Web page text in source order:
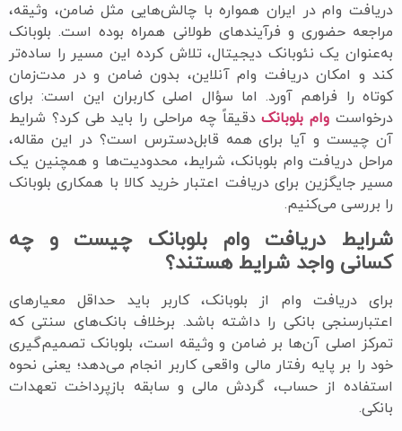
دریافت وام در ایران همواره با چالش‌هایی مثل ضامن، وثیقه،
مراجعه حضوری و فرآیندهای طولانی همراه بوده است. بلوبانک
به‌عنوان یک نئوبانک دیجیتال، تلاش کرده این مسیر را ساده‌تر
کند و امکان دریافت وام آنلاین، بدون ضامن و در مدت‌زمان
کوتاه را فراهم آورد. اما سؤال اصلی کاربران این است: برای
درخواست وام بلوبانکدقیقاً چه مراحلی را باید طی کرد؟ شرایط
آن چیست و آیا برای همه قابل‌دسترس است؟ در این مقاله،
مراحل دریافت وام بلوبانک، شرایط، محدودیت‌ها و همچنین یک
مسیر جایگزین برای دریافت اعتبار خرید کالا با همکاری بلوبانک
را بررسی می‌کنیم.
شرایط دریافت وام بلوبانک چیست و چه
کسانی واجد شرایط هستند؟
برای دریافت وام از بلوبانک، کاربر باید حداقل معیارهای
اعتبارسنجی بانکی را داشته باشد. برخلاف بانک‌های سنتی که
تمرکز اصلی آن‌ها بر ضامن و وثیقه است، بلوبانک تصمیم‌گیری
خود را بر پایه رفتار مالی واقعی کاربر انجام می‌دهد؛ یعنی نحوه
استفاده از حساب، گردش مالی و سابقه بازپرداخت تعهدات
بانکی.